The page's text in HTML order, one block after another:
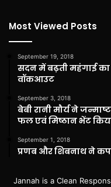
Most Viewed Posts
September 19, 2018
सदन में बढ़ती महंगाई का
वॉकआउट
September 3, 2018
बेबी रानी मौर्य ने
फल एवं मिष्ठान भेंट
September 1, 2018
प्रणब और शिबनाथ ने
Jannah is a Clean